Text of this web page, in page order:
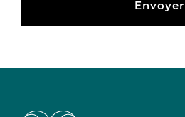
Envoyer